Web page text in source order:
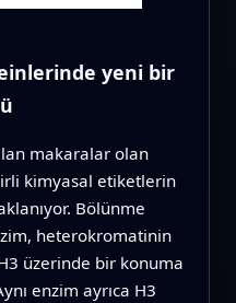
yeni bir
makaralar olan
kimyasal etiketlerin
Bölünme
heterokromatinin
üzerinde bir konuma
enzim ayrıca H3